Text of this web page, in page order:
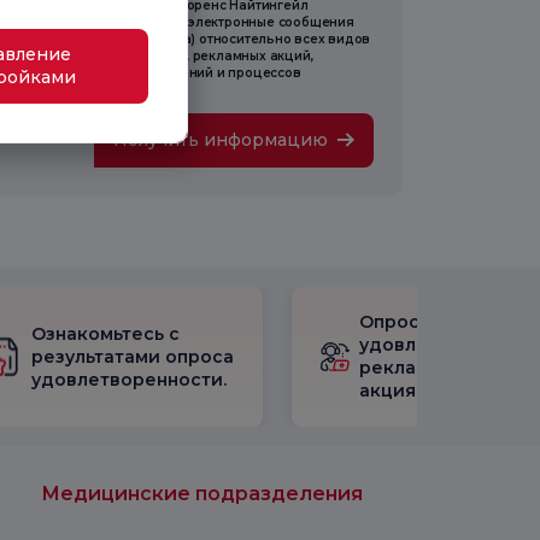
согласие на то, чтобы Флоренс Найтингейл
мне коммерческие электронные сообщения
SMS, электронная почта) относительно всех видов
опросов, рекламы, рекламных акций,
открытий, приглашений и процессов
мероприятий.
Получить информацию
Медицинские подразделения
Ознакомьтесь с
результатами опроса
удовлетворенности.
Опрос
рекламными
акциями